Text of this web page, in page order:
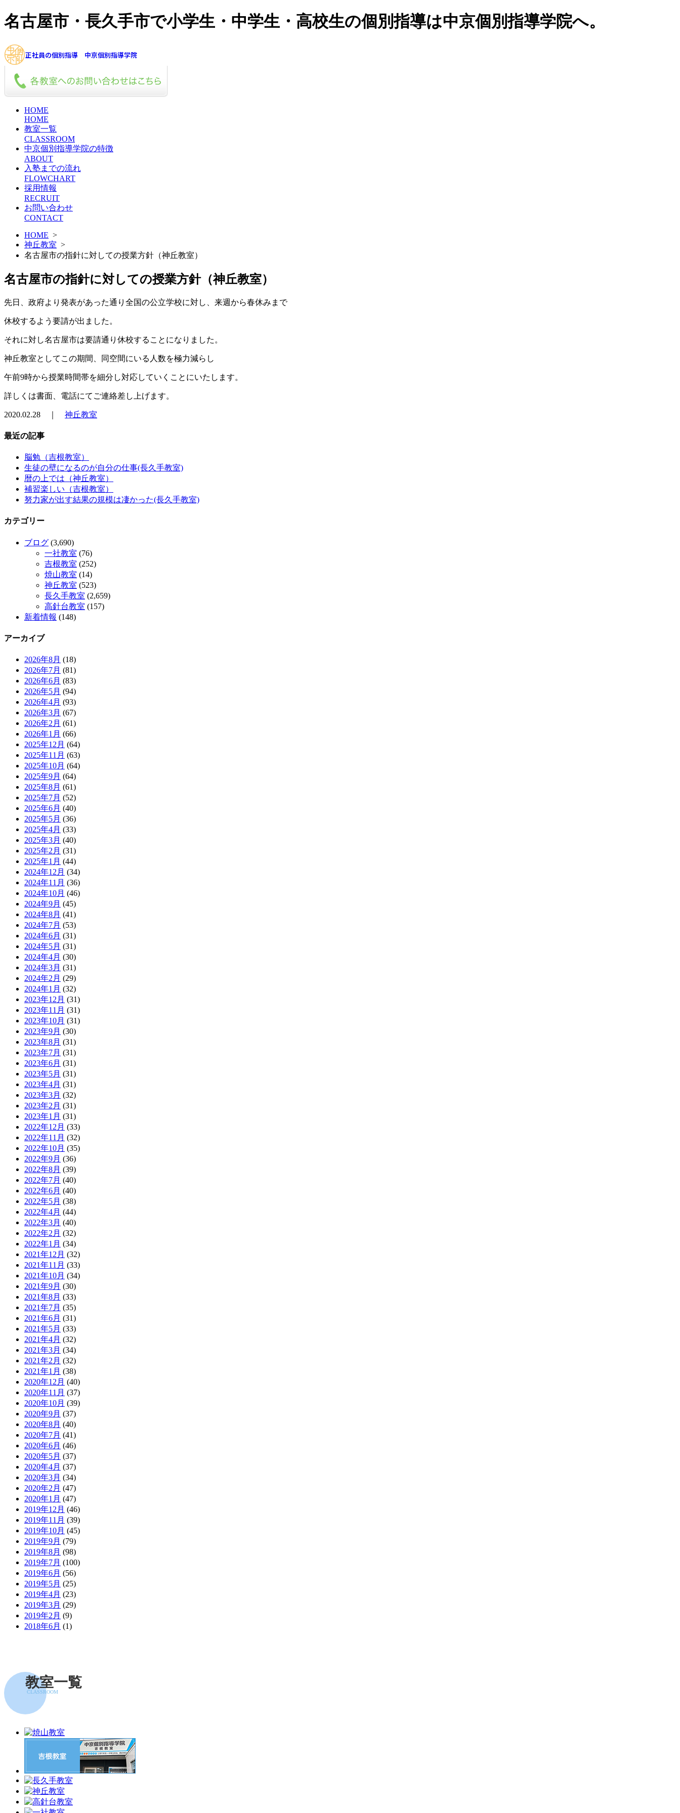
名古屋市・長久手市で小学生・中学生・高校生の個別指導は中京個別指導学院へ。
正社員の個別指導 中京個別指導学院
HOME
HOME
教室一覧
CLASSROOM
中京個別指導学院の特徴
ABOUT
入塾までの流れ
FLOWCHART
採用情報
RECRUIT
お問い合わせ
CONTACT
HOME >
神丘教室 >
名古屋市の指針に対しての授業方針（神丘教室）
名古屋市の指針に対しての授業方針（神丘教室）
先日、政府より発表があった通り全国の公立学校に対し、来週から春休みまで
休校するよう要請が出ました。
それに対し名古屋市は要請通り休校することになりました。
神丘教室としてこの期間、同空間にいる人数を極力減らし
午前9時から授業時間帯を細分し対応していくことにいたします。
詳しくは書面、電話にてご連絡差し上げます。
2020.02.28 ｜ 神丘教室
最近の記事
脳勉（吉根教室）
生徒の壁になるのが自分の仕事(長久手教室)
暦の上では（神丘教室）
補習楽しい（吉根教室）
努力家が出す結果の規模は凄かった(長久手教室)
カテゴリー
ブログ (3,690)
一社教室 (76)
吉根教室 (252)
焼山教室 (14)
神丘教室 (523)
長久手教室 (2,659)
高針台教室 (157)
新着情報 (148)
アーカイブ
2026年8月 (18)
2026年7月 (81)
2026年6月 (83)
2026年5月 (94)
2026年4月 (93)
2026年3月 (67)
2026年2月 (61)
2026年1月 (66)
2025年12月 (64)
2025年11月 (63)
2025年10月 (64)
2025年9月 (64)
2025年8月 (61)
2025年7月 (52)
2025年6月 (40)
2025年5月 (36)
2025年4月 (33)
2025年3月 (40)
2025年2月 (31)
2025年1月 (44)
2024年12月 (34)
2024年11月 (36)
2024年10月 (46)
2024年9月 (45)
2024年8月 (41)
2024年7月 (53)
2024年6月 (31)
2024年5月 (31)
2024年4月 (30)
2024年3月 (31)
2024年2月 (29)
2024年1月 (32)
2023年12月 (31)
2023年11月 (31)
2023年10月 (31)
2023年9月 (30)
2023年8月 (31)
2023年7月 (31)
2023年6月 (31)
2023年5月 (31)
2023年4月 (31)
2023年3月 (32)
2023年2月 (31)
2023年1月 (31)
2022年12月 (33)
2022年11月 (32)
2022年10月 (35)
2022年9月 (36)
2022年8月 (39)
2022年7月 (40)
2022年6月 (40)
2022年5月 (38)
2022年4月 (44)
2022年3月 (40)
2022年2月 (32)
2022年1月 (34)
2021年12月 (32)
2021年11月 (33)
2021年10月 (34)
2021年9月 (30)
2021年8月 (33)
2021年7月 (35)
2021年6月 (31)
2021年5月 (33)
2021年4月 (32)
2021年3月 (34)
2021年2月 (32)
2021年1月 (38)
2020年12月 (40)
2020年11月 (37)
2020年10月 (39)
2020年9月 (37)
2020年8月 (40)
2020年7月 (41)
2020年6月 (46)
2020年5月 (37)
2020年4月 (37)
2020年3月 (34)
2020年2月 (47)
2020年1月 (47)
2019年12月 (46)
2019年11月 (39)
2019年10月 (45)
2019年9月 (79)
2019年8月 (98)
2019年7月 (100)
2019年6月 (56)
2019年5月 (25)
2019年4月 (23)
2019年3月 (29)
2019年2月 (9)
2018年6月 (1)
教室一覧
CLASSROOM